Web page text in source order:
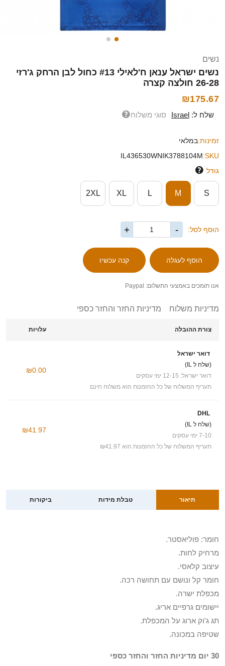
נשים
נשים ישראל ענאן ח'לאילי #13 כחול לבן הרחק ג'רזי
26-28 חולצה קצרה
₪175.67
שלח ל: Israel סוגי משלוח
זמינות:במלאי
SKU:
IL436530WNIK3788104M
גודל
S
M
L
XL
2XL
הוסף לסל: -
+
אנו תומכים באמצעי התשלום: Paypal
מדיניות משלוח מדיניות החזר והחזר כספי
צורת ההובלה עלויות
דואר ישראל
(שלח ל IL)
דואר ישראל: 12-15 ימי עסקים
תעריף המשלוח של כל ההזמנות הוא משלוח חינם
₪0.00
DHL
(שלח ל IL)
7-10 ימי עסקים
תעריף המשלוח של כל ההזמנות הוא ₪41.97
₪41.97
תיאור טבלת מידות ביקורות
חומר: פוליאסטר.
מרחיק לחות.
עיצוב קלאסי.
חומר קל ונושם עם תחושה רכה.
מכפלת ישרה.
יישומים גרפיים אריג.
תג ג'וק ארוג על המכפלת.
שטיפה במכונה.
30 יום מדיניות החזר והחזר כספי